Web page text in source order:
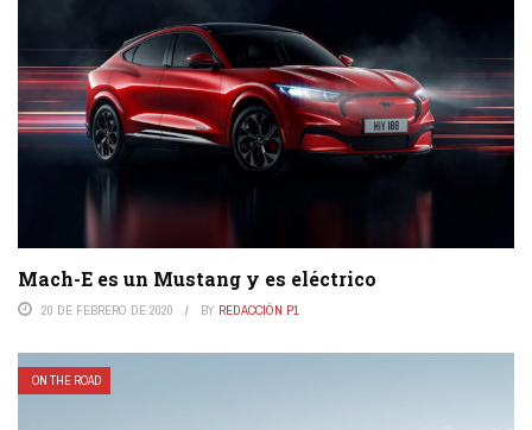
Mach-E es un Mustang y es eléctrico
20 DE FEBRERO DE 2020 BY REDACCIÓN P1
ON THE ROAD